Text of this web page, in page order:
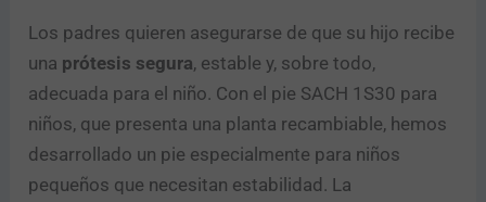
Los padres quieren asegurarse de que su hijo recibe
una prótesis segura, estable y, sobre todo,
adecuada para el niño. Con el pie SACH 1S30 para
niños, que presenta una planta recambiable, hemos
desarrollado un pie especialmente para niños
pequeños que necesitan estabilidad. La